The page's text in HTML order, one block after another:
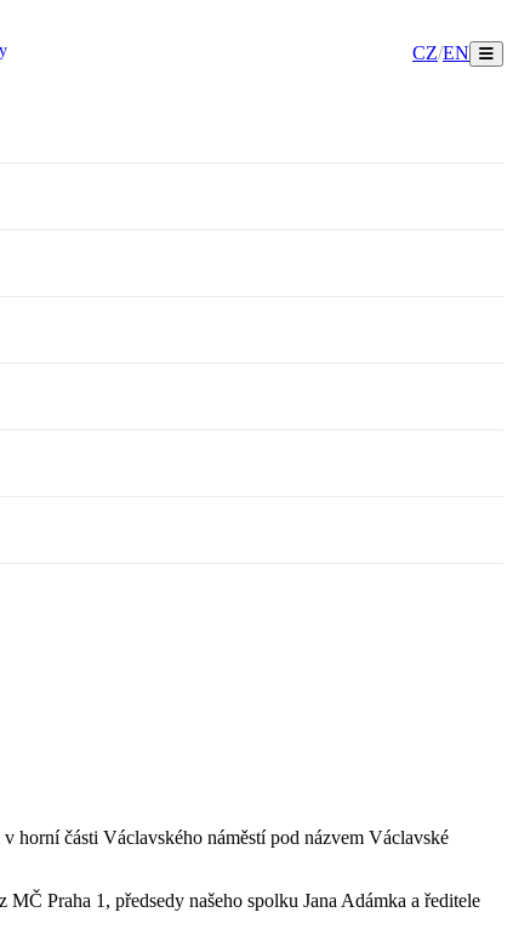
CZ/EN
horní části Václavského náměstí pod názvem Václavské
Praha 1, předsedy našeho spolku Jana Adámka a ředitele